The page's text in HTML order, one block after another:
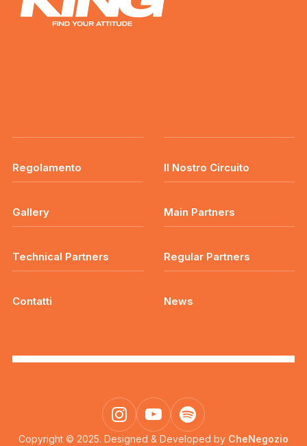
Regolamento Il Nostro Circuito
Gallery Main Partners
Technical Partners Regular Partners
Contatti News
Copyright © 2025. Designed & Developed by CheNegozio